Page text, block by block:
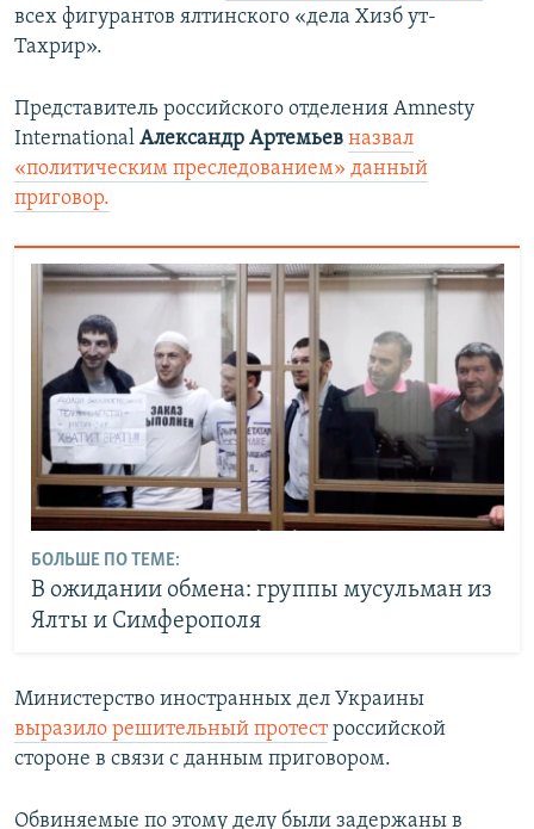
всех фигурантов ялтинского «дела Хизб ут-
Тахрир».
Представитель российского отделения Amnesty
International Александр Артемьев назвал
«политическим преследованием» данный
приговор.
БОЛЬШЕ ПО ТЕМЕ:
В ожидании обмена: группы мусульман из
Ялты и Симферополя
Министерство иностранных дел Украины
выразило решительный протестроссийской
стороне в связи с данным приговором.
Обвиняемые по этому делу были задержаны в